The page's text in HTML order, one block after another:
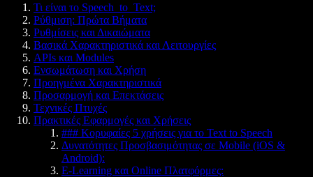
Τι είναι το Speech_to_Text;
Ρύθμιση: Πρώτα Βήματα
Ρυθμίσεις και Δικαιώματα
Βασικά Χαρακτηριστικά και Λειτουργίες
APIs και Modules
Ενσωμάτωση και Χρήση
Προηγμένα Χαρακτηριστικά
Προσαρμογή και Επεκτάσεις
Τεχνικές Πτυχές
Πρακτικές Εφαρμογές και Χρήσεις
### Κορυφαίες 5 χρήσεις για το Text to Speech
Δυνατότητες Προσβασιμότητας σε Mobile (iOS &
Android):
E-Learning και Online Πλατφόρμες: